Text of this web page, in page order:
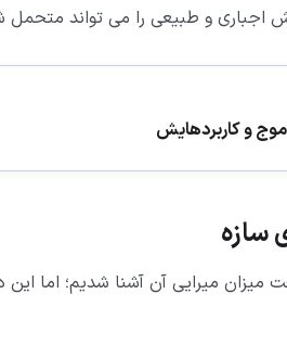
اجباری و طبیعی را می تواند متحمل
و کاربردهایش
سازه
میزان میرایی آن آشنا شدیم؛ اما